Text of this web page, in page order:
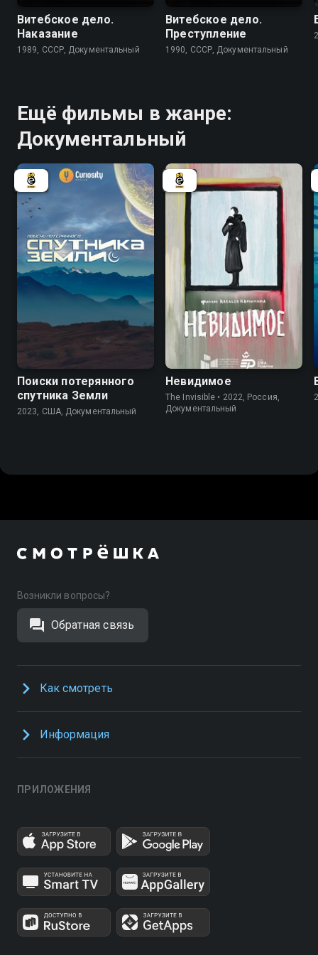
Витебское дело.
Наказание
1989, СССР, Документальный
Витебское дело.
Преступление
1990, СССР, Документальный
Ещё фильмы в жанре:
Документальный
Поиски потерянного
спутника Земли
2023, США, Документальный
Невидимое
The Invisible • 2022, Россия,
Документальный
Возникли вопросы?
Обратная связь
Как смотреть
Информация
ПРИЛОЖЕНИЯ